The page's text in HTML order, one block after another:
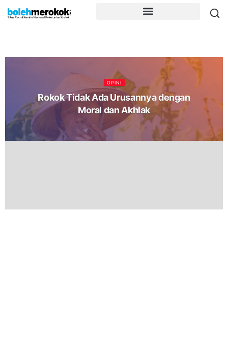
OPINI
Rokok Tidak Ada Urusannya dengan
Moral dan Akhlak